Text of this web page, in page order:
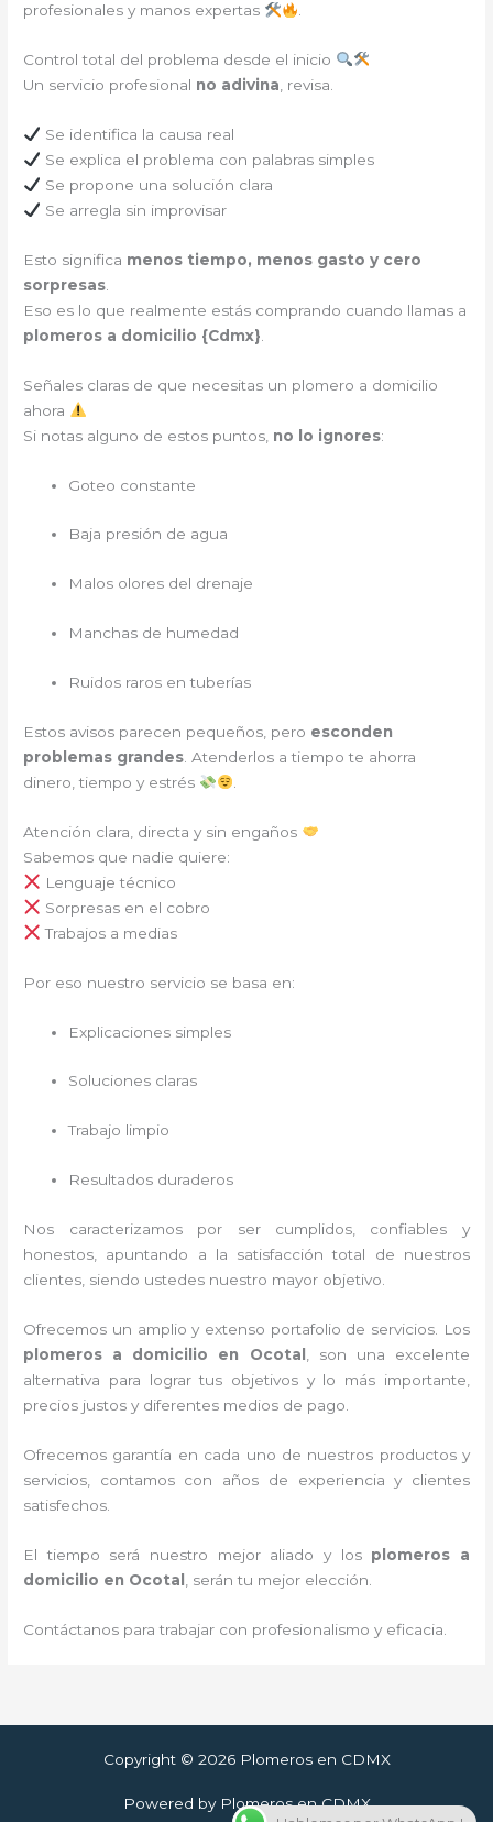
profesionales y manos expertas
Control total del problema desde el inicio
Un servicio profesional no adivina , revisa.
Se identifica la causa real
Se explica el problema con palabras simples
Se propone una solución clara
Se arregla sin improvisar
Esto significa menos tiempo, menos gasto y cero
sorpresas
Eso es lo que realmente estás comprando cuando llamas a
plomeros a domicilio {Cdmx}
Señales claras de que necesitas un plomero a domicilio
ahora
Si notas alguno de estos puntos, no lo ignores:
Goteo constante
Baja presión de agua
Malos olores del drenaje
Manchas de humedad
Ruidos raros en tuberías
Estos avisos parecen pequeños, pero esconden
problemas grandes . Atenderlos a tiempo te ahorra
dinero, tiempo y estrés
Atención clara, directa y sin engaños
Sabemos que nadie quiere:
Lenguaje técnico
Sorpresas en el cobro
Trabajos a medias
Por eso nuestro servicio se basa en:
Explicaciones simples
Soluciones claras
Trabajo limpio
Resultados duraderos
Nos caracterizamos por ser cumplidos, confiables y
honestos, apuntando a la satisfacción total de nuestros
clientes, siendo ustedes nuestro mayor objetivo.
Ofrecemos un amplio y extenso portafolio de servicios. Los
plomeros a domicilio en Ocotal
, son una excelente
alternativa para lograr tus objetivos y lo más importante,
precios justos y diferentes medios de pago.
Ofrecemos garantía en cada uno de nuestros productos y
servicios, contamos con años de experiencia y clientes
satisfechos.
El tiempo será nuestro mejor aliado y los plomeros a
domicilio en Ocotal
, serán tu mejor elección.
Contáctanos para trabajar con profesionalismo y eficacia.
Copyright © 2026 Plomeros en CDMX
Powered by Plomeros en CDMX